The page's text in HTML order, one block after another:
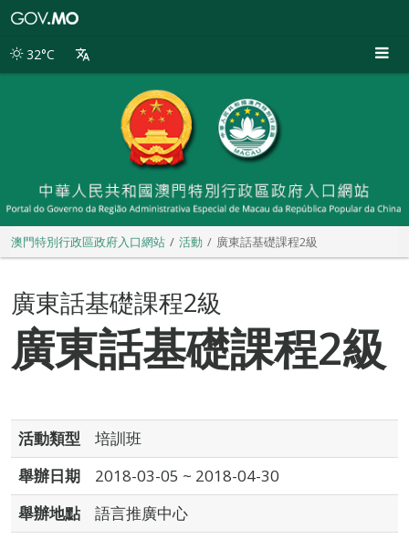
別
32°C
澳門特別行政區政府入口網站 活動 廣東話基礎課程2級
廣東話基礎課程2級
廣東話基礎課程2級
活動類型
培訓班
舉辦日期
2018-03-05 ~ 2018-04-30
舉辦地點
語言推廣中心